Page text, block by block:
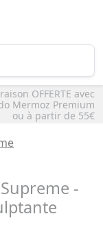
OFFERTE avec
Mermoz Premium
ou à partir de 55€
-